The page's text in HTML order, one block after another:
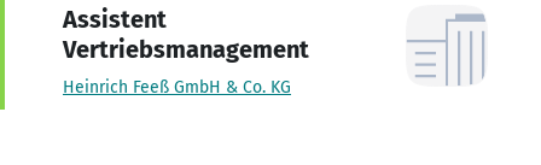
Assistent
Vertriebsmanagement
Heinrich Feeß GmbH & Co. KG